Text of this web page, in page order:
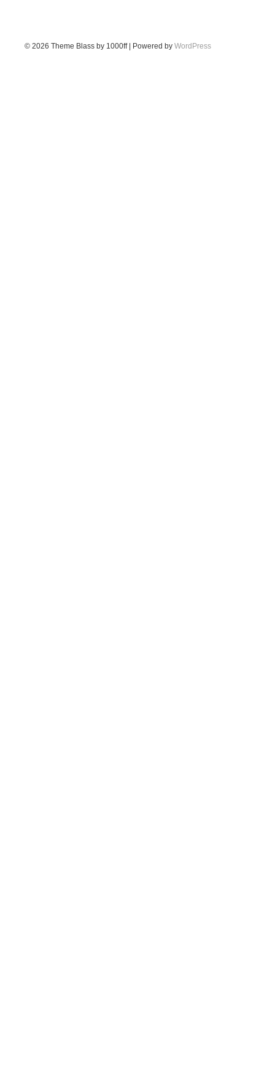
© 2026 Theme Blass by 1000ff | Powered by WordPress